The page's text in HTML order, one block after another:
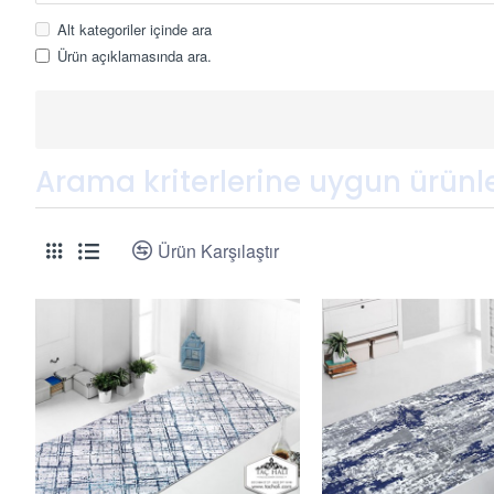
Alt kategoriler içinde ara
Ürün açıklamasında ara.
Arama kriterlerine uygun
Ürün Karşılaştır